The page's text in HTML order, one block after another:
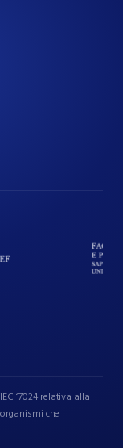
17024 relativa alla
che